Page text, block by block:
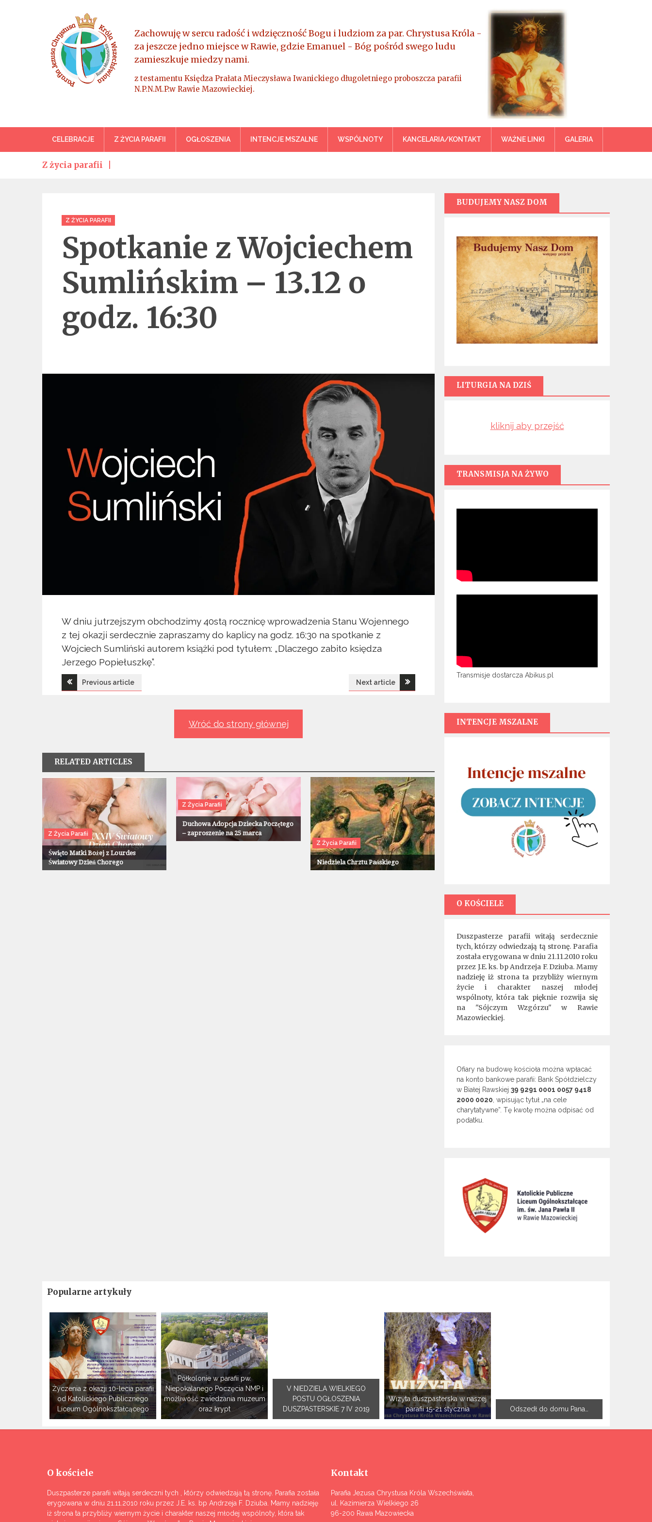
Parafia Jezusa Chrystusa Króla Wszechświata – Rawa Mazowiecka
Zachowuję w sercu radość i wdzięczność Bogu i ludziom za par. Chrystusa Króla -
za jeszcze jedno miejsce w Rawie, gdzie Emanuel - Bóg pośród swego ludu
zamieszkuje miedzy nami.
z testamentu Księdza Prałata Mieczysława Iwanickiego długoletniego proboszcza parafii
N.P.N.M.P.w Rawie Mazowieckiej.
CELEBRACJE Z ŻYCIA PARAFII OGŁOSZENIA INTENCJE MSZALNE WSPÓLNOTY KANCELARIA/KONTAKT WAŻNE LINKI GALERIA
Z życia parafii
Categories
Z ŻYCIA PARAFII
Spotkanie z Wojciechem
Sumlińskim – 13.12 o
godz. 16:30
W dniu jutrzejszym obchodzimy 40stą rocznicę wprowadzenia Stanu Wojennego
z tej okazji serdecznie zapraszamy do kaplicy na godz. 16:30 na spotkanie z
Wojciech Sumliński autorem książki pod tytułem: „Dlaczego zabito księdza
Jerzego Popiełuszkę”.
Nawigacja
Previous article Next article
Wróć do strony głównej
RELATED ARTICLES
Z Życia Parafii
Święto Matki Bożej z Lourdes
Światowy Dzień Chorego
Z Życia Parafii
Duchowa Adopcja Dziecka Poczętego
– zaproszenie na 25 marca
Z Życia Parafii
Niedziela Chrztu Pańskiego
BUDUJEMY NASZ DOM
LITURGIA NA DZIŚ
kliknij aby przejść
TRANSMISJA NA ŻYWO
Transmisje dostarcza Abikus.pl
INTENCJE MSZALNE
O KOŚCIELE
Duszpasterze parafii witają serdecznie
tych, którzy odwiedzają tą stronę. Parafia
została erygowana w dniu 21.11.2010 roku
przez J.E. ks. bp Andrzeja F. Dziuba. Mamy
nadzieję iż strona ta przybliży wiernym
życie i charakter naszej młodej
wspólnoty, która tak pięknie rozwija się
na "Sójczym Wzgórzu" w Rawie
Mazowieckiej.
Ofiary na budowę kościoła można wpłacać
na konto bankowe parafii: Bank Spółdzielczy
w Białej Rawskiej 39 9291 0001 0057 9418
2000 0020 , wpisując tytuł „na cele
charytatywne”. Tę kwotę można odpisać od
podatku.
Popularne artykuły
Życzenia z okazji 10-lecia parafii
od Katolickiego Publicznego
Liceum Ogólnokształcącego
Półkolonie w parafii pw.
Niepokalanego Poczęcia NMP i
możliwość zwiedzania muzeum
oraz krypt
V NIEDZIELA WIELKIEGO
POSTU OGŁOSZENIA
DUSZPASTERSKIE 7 IV 2019
Wizyta duszpasterska w naszej
parafii 15-21 stycznia
Odszedł do domu Pana…
O kościele
Duszpasterze parafii witają serdeczni tych , którzy odwiedzają tą stronę. Parafia została
erygowana w dniu 21.11.2010 roku przez J.E. ks. bp Andrzeja F. Dziuba. Mamy nadzieję
iż strona ta przybliży wiernym życie i charakter naszej młodej wspólnoty, która tak
Kontakt
Parafia Jezusa Chrystusa Króla Wszechświata,
ul. Kazimierza Wielkiego 26
96-200 Rawa Mazowiecka